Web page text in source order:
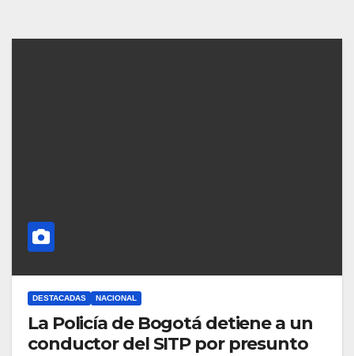
DESTACADAS NACIONAL
La Policía de Bogotá detiene a un
conductor del SITP por presunto